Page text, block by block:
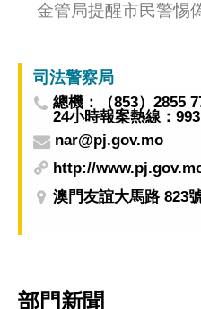
金管局提醒市民警惕
司法警察局
總機：（853）2855
24小時報案熱線：993
nar@pj.gov.mo
http://
澳門友誼大馬路 823
部門新聞